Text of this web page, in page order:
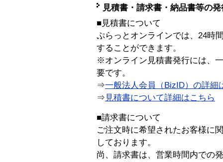
見積書・請求書・納品書等の
■見積書について
ぷらっとオンラインでは、24時
することができます。
※オンライン見積書発行には、
要です。
⇒一般法人会員（BizID）の詳細
⇒ 見積書について詳細はこちら
■請求書について
ご注文時に希望されたお客様に
しております。
尚、請求書は、営業時間内での